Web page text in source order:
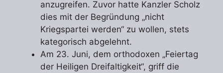
anzugreifen. Zuvor hatte Kanzler Scholz
dies mit der Begründung „nicht
Kriegspartei werden“ zu wollen, stets
kategorisch abgelehnt.
Am 23. Juni, dem orthodoxen „Feiertag
der Heiligen Dreifaltigkeit“, griff die